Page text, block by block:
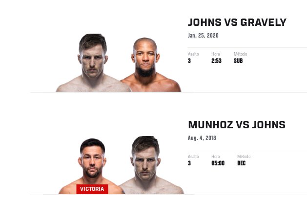
JOHNS VS GRAVELY
Jan. 25, 2020
Asalto
3
Hora
2:53
Método
SUB
VICTORIA
MUNHOZ VS JOHNS
Aug. 4, 2018
Asalto
3
Hora
05:00
Método
DEC